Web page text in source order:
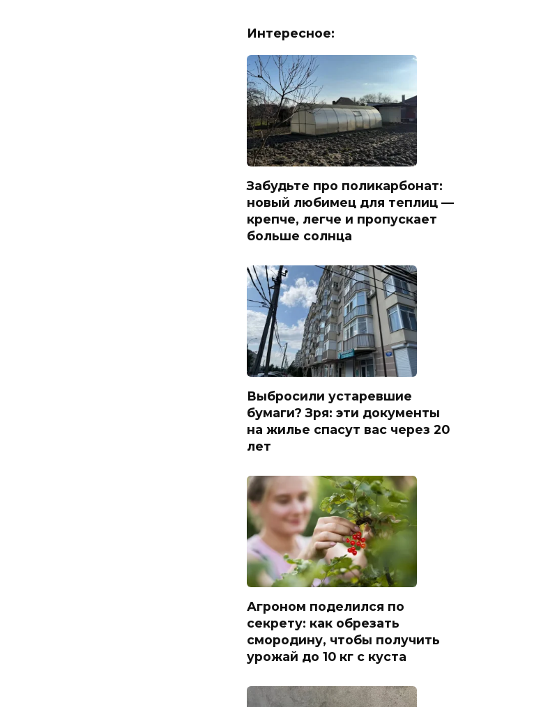
Интересное:
Забудьте про поликарбонат:
новый любимец для теплиц —
крепче, легче и пропускает
больше солнца
Выбросили устаревшие
бумаги? Зря: эти документы
на жилье спасут вас через 20
лет
Агроном поделился по
секрету: как обрезать
смородину, чтобы получить
урожай до 10 кг с куста